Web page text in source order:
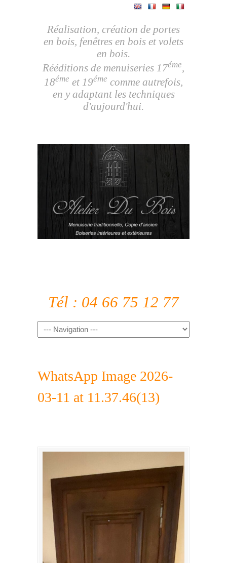
Réalisation, création de portes
en bois, fenêtres en bois et volets
en bois.
Rééditions de menuiseries 17éme,
18éme et 19éme comme autrefois,
en y adaptant les techniques
d'aujourd'hui.
Tél : 04 66 75 12 77
WhatsApp Image 2026-
03-11 at 11.37.46(13)